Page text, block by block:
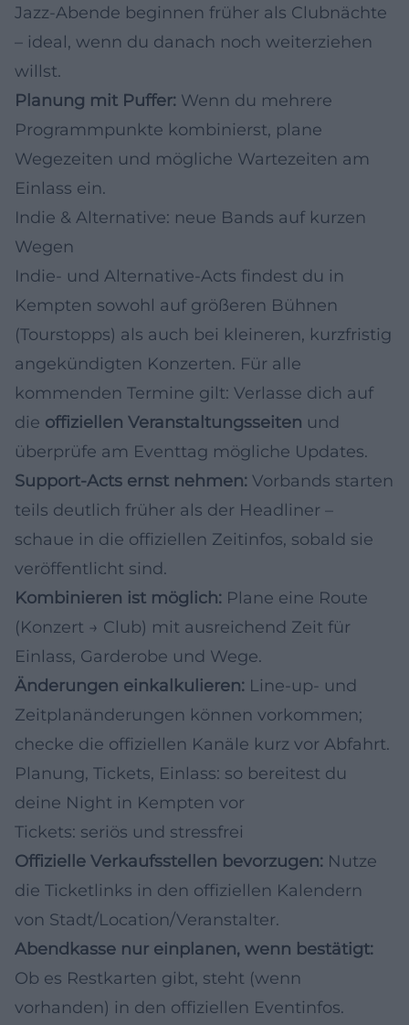
Jazz-Abende beginnen früher als Clubnächte
– ideal, wenn du danach noch weiterziehen
willst.
Planung mit Puffer: Wenn du mehrere
Programmpunkte kombinierst, plane
Wegezeiten und mögliche Wartezeiten am
Einlass ein.
Indie & Alternative: neue Bands auf kurzen
Wegen
Indie- und Alternative-Acts findest du in
Kempten sowohl auf größeren Bühnen
(Tourstopps) als auch bei kleineren, kurzfristig
angekündigten Konzerten. Für alle
kommenden Termine gilt: Verlasse dich auf
die offiziellen Veranstaltungsseiten und
überprüfe am Eventtag mögliche Updates.
Support-Acts ernst nehmen: Vorbands starten
teils deutlich früher als der Headliner –
schaue in die offiziellen Zeitinfos, sobald sie
veröffentlicht sind.
Kombinieren ist möglich: Plane eine Route
(Konzert → Club) mit ausreichend Zeit für
Einlass, Garderobe und Wege.
Änderungen einkalkulieren: Line-up- und
Zeitplanänderungen können vorkommen;
checke die offiziellen Kanäle kurz vor Abfahrt.
Planung, Tickets, Einlass: so bereitest du
deine Night in Kempten vor
Tickets: seriös und stressfrei
Offizielle Verkaufsstellen bevorzugen: Nutze
die Ticketlinks in den offiziellen Kalendern
von Stadt/Location/Veranstalter.
Abendkasse nur einplanen, wenn bestätigt:
Ob es Restkarten gibt, steht (wenn
vorhanden) in den offiziellen Eventinfos.